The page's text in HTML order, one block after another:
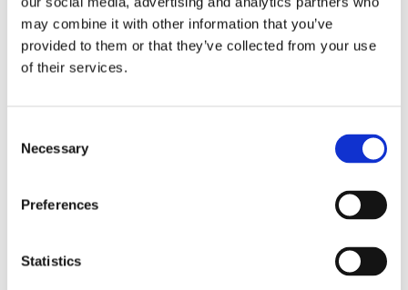
may combine it with other information that you’ve
provided to them or that they’ve collected from your use
of their services.
Selection
Necessary
Preferences
Statistics
furgón comercial catering,furgón sobreelevado
eventos ,furgonetas eléctricas para eventos
planificación logística en
catering ,transporte de catering
En catering y eventos, la logística no es un “extra”:
incompleto, el cliente recordará el fallo, no el
LEER MÁS